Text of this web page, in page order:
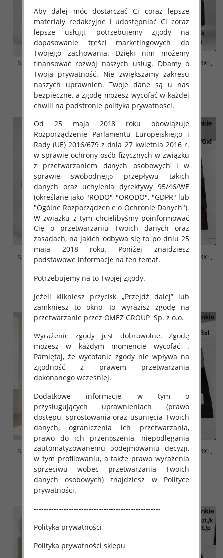
Spodnie damskie Roz 2XL-6XL,
Mix Kolor Paczka 12 szt
16.00 zł
szczegóły
Spodnie damskie Roz 2XL-6XL,
Mix Kolor Paczka 12 szt
16.00 zł
szczegóły
Spodnie damskie Roz 2XL-6XL,
Mix Kolor Paczka 12 szt
16.00 zł
Spodnie damskie Roz 2XL-6XL,
Mix Kolor Paczka 12 szt
Spodnie damskie Roz 2XL-6XL,
Mix Kolor Paczka 12 szt
16.00 zł
szczegóły
Spodnie damskie Roz 2XL-6XL,
Mix Kolor Paczka 12 szt
16.00 zł
szczegóły
Aby dalej móc dostarczać Ci coraz lepsze
materiały redakcyjne i udostępniać Ci coraz
lepsze usługi, potrzebujemy zgody na
dopasowanie treści marketingowych do
Twojego zachowania. Dzięki nim możemy
finansować rozwój naszych usług. Dbamy o
Twoją prywatność. Nie zwiększamy zakresu
naszych uprawnień. Twoje dane są u nas
bezpieczne, a zgodę możesz wycofać w każdej
chwili na podstronie polityka prywatności.
Od 25 maja 2018 roku obowiązuje
Rozporządzenie Parlamentu Europejskiego i
Rady (UE) 2016/679 z dnia 27 kwietnia 2016 r.
w sprawie ochrony osób fizycznych w związku
z przetwarzaniem danych osobowych i w
sprawie swobodnego przepływu takich
danych oraz uchylenia dyrektywy 95/46/WE
(określane jako "RODO", "ORODO", "GDPR" lub
"Ogólne Rozporządzenie o Ochronie Danych").
W związku z tym chcielibyśmy poinformować
Cię o przetwarzaniu Twoich danych oraz
zasadach, na jakich odbywa się to po dniu 25
maja 2018 roku. Poniżej znajdziesz
podstawowe informacje na ten temat.
Potrzebujemy na to Twojej zgody.
Jeżeli klikniesz przycisk „Przejdź dalej” lub
zamkniesz to okno, to wyrazisz zgodę na
przetwarzanie przez OMEZ GROUP Sp. z o.o.
Wyrażenie zgody jest dobrowolne. Zgodę
możesz w każdym momencie wycofać .
Pamiętaj, że wycofanie zgody nie wpływa na
zgodność z prawem przetwarzania
dokonanego wcześniej.
Dodatkowe informacje, w tym o
przysługujących uprawnieniach (prawo
dostępu, sprostowania oraz usunięcia Twoich
danych, ograniczenia ich przetwarzania,
prawo do ich przenoszenia, niepodlegania
zautomatyzowanemu podejmowaniu decyzji,
w tym profilowaniu, a także prawo wyrażenia
sprzeciwu wobec przetwarzania Twoich
danych osobowych) znajdziesz w Polityce
prywatności.
---------------------------------------------------
Polityka prywatności
Polityka prywatności sklepu